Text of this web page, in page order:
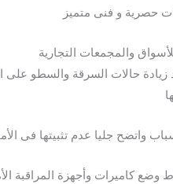
والمجمعات التجارية
حالات السرقة والسطو على
واتضح جليا عدم تثبيتها فى
كاميرات وأجهزة المراقبة